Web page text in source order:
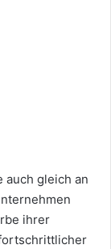
auch gleich an
ihrer